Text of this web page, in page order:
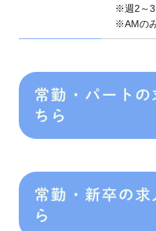
※週2～3
※AMの
常勤・パートの
ちら
常勤・新卒の求
ら